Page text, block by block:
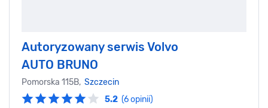
Autoryzowany serwis Volvo
AUTO BRUNO
Pomorska 115B, Szczecin
5.2 (6 opinii)